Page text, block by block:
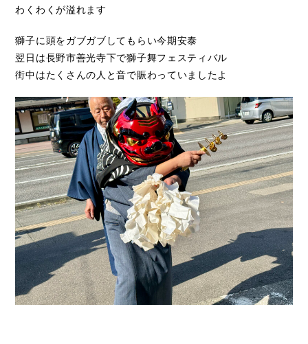
わくわくが溢れます
獅子に頭をガブガブしてもらい今期安泰
翌日は長野市善光寺下で獅子舞フェスティバル
街中はたくさんの人と音で賑わっていましたよ